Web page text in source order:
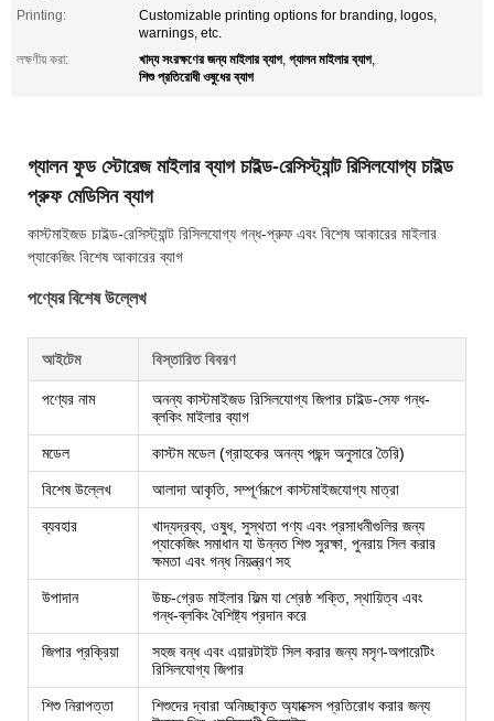
Printing:
Customizable printing options for branding, logos,
warnings, etc.
লক্ষণীয় করা:
খাদ্য সংরক্ষণের জন্য মাইলার ব্যাগ, গ্যালন মাইলার ব্যাগ,
শিশু প্রতিরোধী ওষুধের ব্যাগ
গ্যালন ফুড স্টোরেজ মাইলার ব্যাগ চাইল্ড-রেসিস্ট্যান্ট রিসিলযোগ্য চাইল্ড
প্রুফ মেডিসিন ব্যাগ
কাস্টমাইজড চাইল্ড-রেসিস্ট্যান্ট রিসিলযোগ্য গন্ধ-প্রুফ এবং বিশেষ আকারের মাইলার
প্যাকেজিং বিশেষ আকারের ব্যাগ
পণ্যের বিশেষ উল্লেখ
আইটেম বিস্তারিত বিবরণ
পণ্যের নাম
অনন্য কাস্টমাইজড রিসিলযোগ্য জিপার চাইল্ড-সেফ গন্ধ-
ব্লকিং মাইলার ব্যাগ
মডেল কাস্টম মডেল (গ্রাহকের অনন্য পছন্দ অনুসারে তৈরি)
বিশেষ উল্লেখ আলাদা আকৃতি, সম্পূর্ণরূপে কাস্টমাইজযোগ্য মাত্রা
ব্যবহার
খাদ্যদ্রব্য, ওষুধ, সুস্থতা পণ্য এবং প্রসাধনীগুলির জন্য
প্যাকেজিং সমাধান যা উন্নত শিশু সুরক্ষা, পুনরায় সিল করার
ক্ষমতা এবং গন্ধ নিয়ন্ত্রণ সহ
উপাদান
উচ্চ-গ্রেড মাইলার ফিল্ম যা শ্রেষ্ঠ শক্তি, স্থায়িত্ব এবং
গন্ধ-ব্লকিং বৈশিষ্ট্য প্রদান করে
জিপার প্রক্রিয়া
সহজ বন্ধ এবং এয়ারটাইট সিল করার জন্য মসৃণ-অপারেটিং
রিসিলযোগ্য জিপার
শিশু নিরাপত্তা
শিশুদের দ্বারা অনিচ্ছাকৃত অ্যাক্সেস প্রতিরোধ করার জন্য